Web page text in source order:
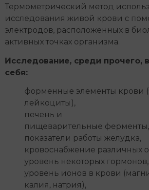
Термометрический метод
исследования живой крови с
электродов, расположенных в
активных точках организма.
Исследование, среди прочего,
себя:
форменные элементы крови
лейкоциты),
печень и
пищеварительные ферменты,
показатели работы желудка,
кровоснабжение различных
уровень некоторых гормонов,
уровень ионов в крови
калия, натрия),